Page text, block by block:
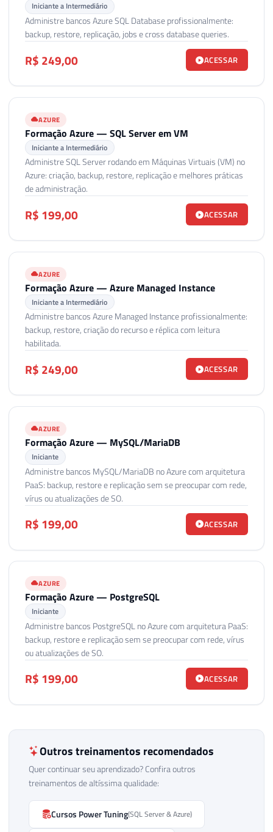
Iniciante a Intermediário
Administre bancos Azure SQL Database profissionalmente:
backup, restore, replicação, jobs e cross database queries.
R$ 249,00 ACESSAR
AZURE
Formação Azure — SQL Server em VM
Iniciante a Intermediário
Administre SQL Server rodando em Máquinas Virtuais (VM) no
Azure: criação, backup, restore, replicação e melhores práticas
de administração.
R$ 199,00 ACESSAR
AZURE
Formação Azure — Azure Managed Instance
Iniciante a Intermediário
Administre bancos Azure Managed Instance profissionalmente:
backup, restore, criação do recurso e réplica com leitura
habilitada.
R$ 249,00 ACESSAR
AZURE
Formação Azure — MySQL/MariaDB
Iniciante
Administre bancos MySQL/MariaDB no Azure com arquitetura
PaaS: backup, restore e replicação sem se preocupar com rede,
vírus ou atualizações de SO.
R$ 199,00 ACESSAR
AZURE
Formação Azure — PostgreSQL
Iniciante
Administre bancos PostgreSQL no Azure com arquitetura PaaS:
backup, restore e replicação sem se preocupar com rede, vírus
ou atualizações de SO.
R$ 199,00 ACESSAR
Outros treinamentos recomendados
Quer continuar seu aprendizado? Confira outros
treinamentos de altíssima qualidade:
Cursos Power Tuning(SQL Server & Azure)